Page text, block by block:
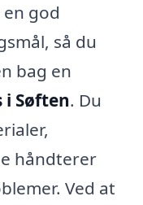
god
så du
bag en
Søften. Du
håndterer
Ved at